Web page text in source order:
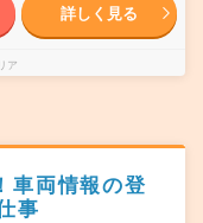
詳しく見る
ア
車両情報の登
事